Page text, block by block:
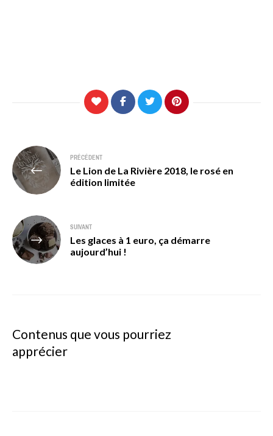
Navigation
de
l’article
PRÉCÉDENT
Le Lion de La Rivière 2018, le rosé en
édition limitée
SUIVANT
Les glaces à 1 euro, ça démarre
aujourd’hui !
Contenus que vous pourriez
apprécier